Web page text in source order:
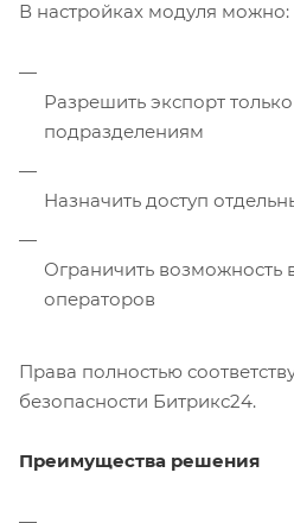
В настройках модуля можно:
Разрешить экспорт
подразделениям
Назначить доступ
Ограничить возможность
операторов
Права полностью
безопасности Битрикс24.
Преимущества решения